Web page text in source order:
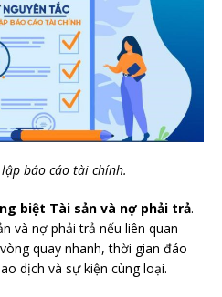
báo cáo tài chính.
biệt Tài sản và nợ phải trả.
và nợ phải trả nếu liên quan
quay nhanh, thời gian đáo
dịch và sự kiện cùng loại.